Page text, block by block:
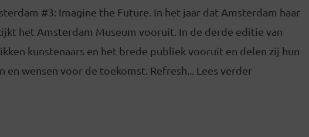
#3: Imagine the Future. In het jaar dat Amsterdam haar
het Amsterdam Museum vooruit. In de derde editie van
kunstenaars en het brede publiek vooruit en delen zij hun
en wensen voor de toekomst. Refresh... Lees verder